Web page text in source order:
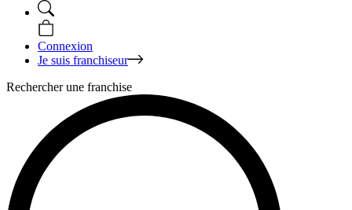
Connexion
Je suis franchiseur
Rechercher une franchise